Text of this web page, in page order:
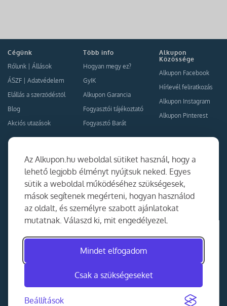
Az Alkupon.hu weboldal sütiket használ, hogy a
lehető legjobb élményt nyújtsuk neked. Egyes
sütik a weboldal működéséhez szükségesek,
mások segítenek megérteni, hogyan használod
az oldalt, és személyre szabott ajánlatokat
mutatnak. Válaszd ki, mit engedélyezel.
Mindet elfogadom
Csak a szükségeseket
Beállítások
Cégünk
Rólunk
Állások
ÁSZF
Adatvédelem
Elállás a szerződéstől
Blog
Akciós utazások
Több info
Hogyan megy ez?
GyIK
Alkupon Garancia
Fogyasztói tájékoztató
Fogyasztó Barát
Alkupon
Közössége
Alkupon Facebook
Hírlevél feliratkozás
Alkupon Instagram
Alkupon Pinterest
Együttműködés
Kapcsolat
Ajánlj nekünk!
Partner Belépés